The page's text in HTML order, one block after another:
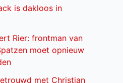
is dakloos in
Rier: frontman van
moet opnieuw
met Christian